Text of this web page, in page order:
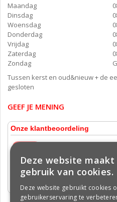
Maandag
Dinsdag
Woensdag
Donderdag
Vrijdag
Zaterdag
Zondag
Tussen kerst en oud&nieuw + de
gesloten
GEEF JE MENING
Deze website maakt
gebruik van cookies.
Deze website gebruikt cookies
gebruikerservaring te